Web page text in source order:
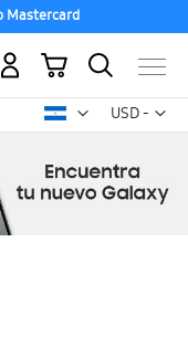
Mastercard
USD -
dólar
Mi carrito